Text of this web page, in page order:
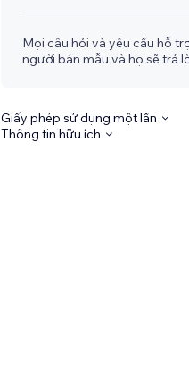
Mọi câu hỏi và yêu cầu hỗ
người bán mẫu và họ sẽ trả
Giấy phép sử dụng một lần
Thông tin hữu ích